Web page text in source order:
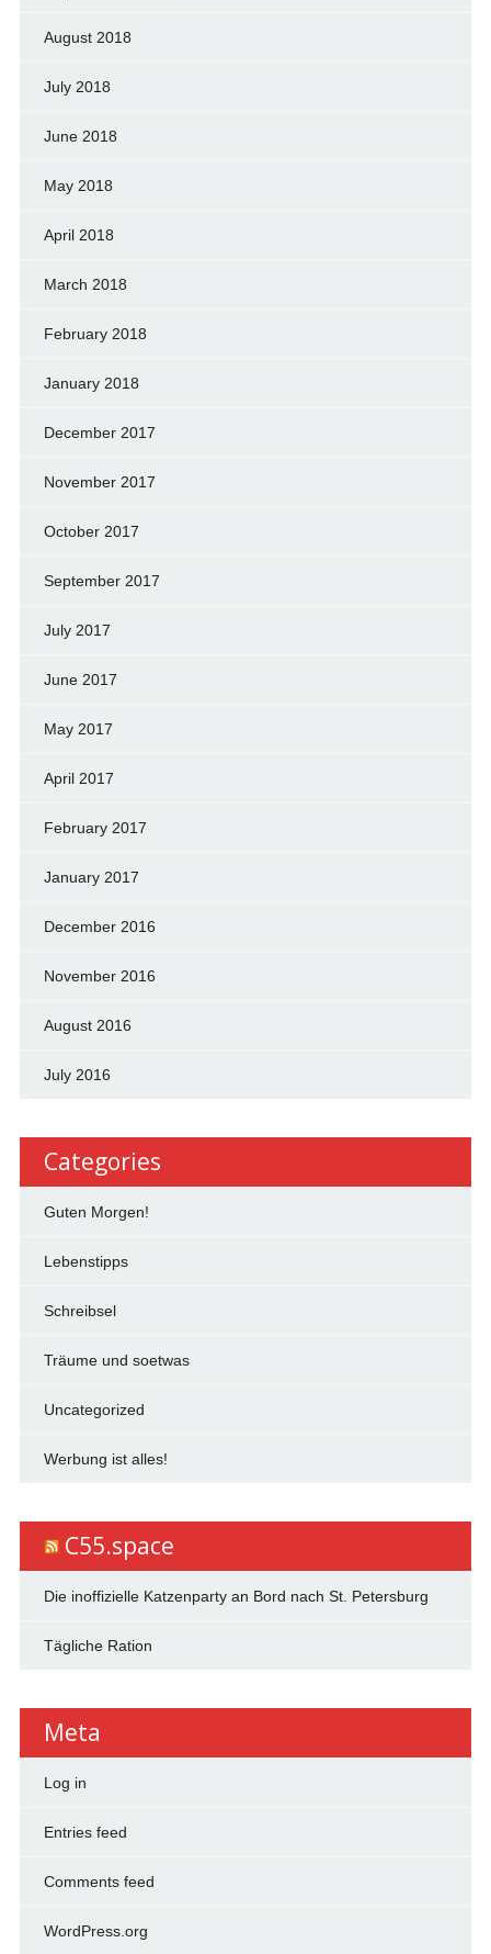
August 2018
July 2018
June 2018
May 2018
April 2018
March 2018
February 2018
January 2018
December 2017
November 2017
October 2017
September 2017
July 2017
June 2017
May 2017
April 2017
February 2017
January 2017
December 2016
November 2016
August 2016
July 2016
Categories
Guten Morgen!
Lebenstipps
Schreibsel
Träume und soetwas
Uncategorized
Werbung ist alles!
C55.space
Die inoffizielle Katzenparty an Bord nach St. Petersburg
Tägliche Ration
Meta
Log in
Entries feed
Comments feed
WordPress.org